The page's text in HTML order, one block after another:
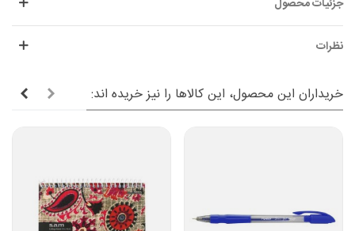
جزئیات محصول
نظرات
خریداران این محصول، این کالاها را نیز خریده اند: